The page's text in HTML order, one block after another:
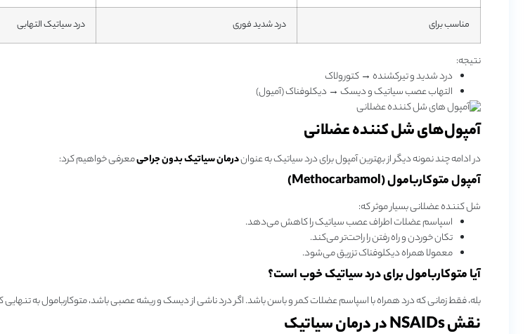
مناسب برای درد شدید فوری درد سیاتیک التهابی
نتیجه:
درد شدید و تیرکشنده → کتورولاک
التهاب عصب سیاتیک و دیسک → دیکلوفناک (آمیول)
آمپول‌های شل‌ کننده عضلانی
در ادامه چند نمونه دیگر از بهترین آمپول برای درد سیاتیک به عنواندرمان سیاتیک بدون جراحیمعرفی خواهیم کرد:
آمپول متوکاربامول (Methocarbamol)
شل‌ کننده عضلانی بسیار موثر که:
اسپاسم عضلات اطراف عصب سیاتیک را کاهش می‌دهد.
تکان خوردن و راه رفتن را راحت‌تر می‌کند.
معمولا همراه دیکلوفناک تزریق می‌شود.
آیا متوکاربامول برای درد سیاتیک خوب است؟
بله، فقط زمانی که درد همراه با اسپاسم عضلات کمر و باسن باشد. اگر درد ناشی از دیسک و ریشه عصبی باشد، متوکاربامول به‌
نقش NSAIDs در درمان سیاتیک